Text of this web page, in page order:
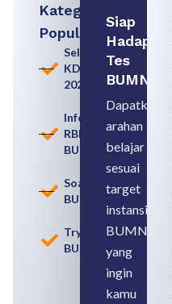
Kategori
Populer
Seleksi
KDKMP
2026
Informasi
RBB
BUMN
Soal
BUMN
Tryout
BUMN
Siap
Hadapi
Tes
BUMN
Dapatkan
arahan
belajar
sesuai
target
instansi
BUMN
yang
ingin
kamu